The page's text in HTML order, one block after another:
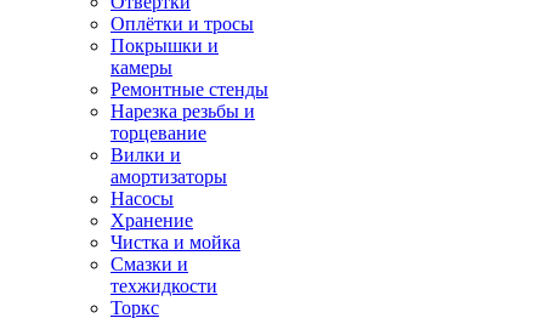
Оплётки и тросы
Покрышки и
камеры
Ремонтные стенды
Нарезка резьбы и
торцевание
Вилки и
амортизаторы
Насосы
Хранение
Чистка и мойка
Смазки и
техжидкости
Торкс